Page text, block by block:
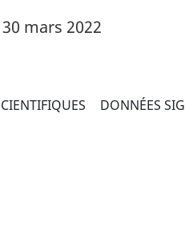
30 mars 2022
DONNÉES SIG